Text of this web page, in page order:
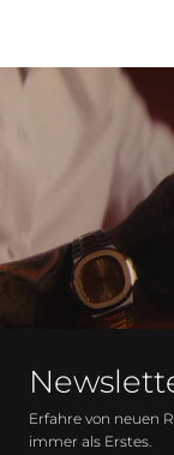
Erfahre von neuen
immer als Erstes.